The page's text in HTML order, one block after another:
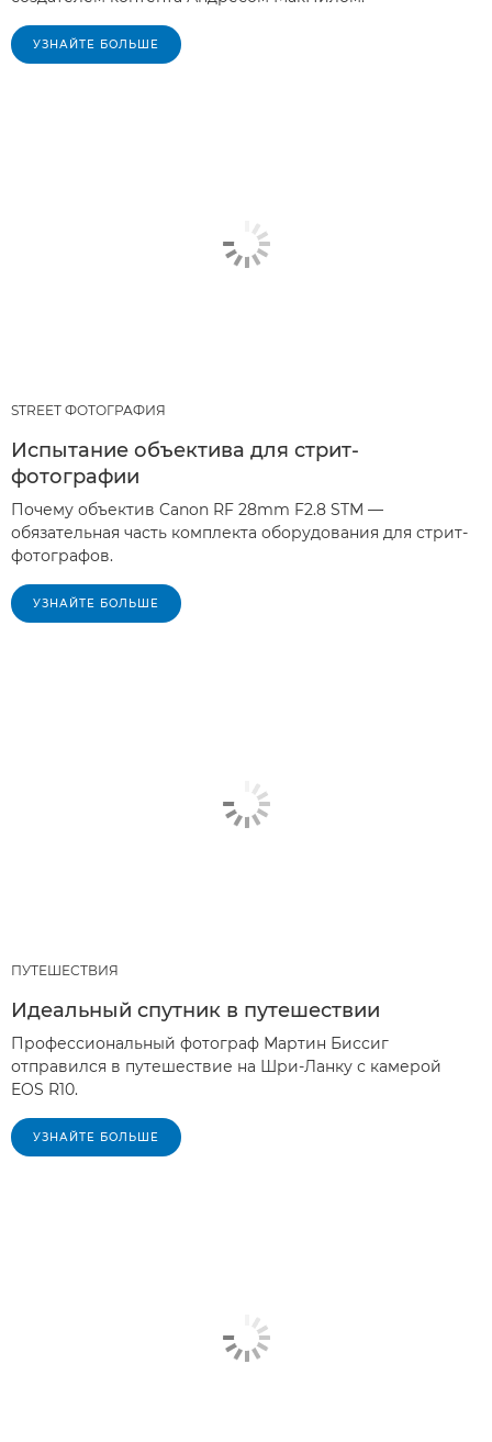
УЗНАЙТЕ БОЛЬШЕ
STREET ФОТОГРАФИЯ
Испытание объектива для стрит-
фотографии
Почему объектив Canon RF 28mm F2.8 STM —
обязательная часть комплекта оборудования для стрит-
фотографов.
УЗНАЙТЕ БОЛЬШЕ
ПУТЕШЕСТВИЯ
Идеальный спутник в путешествии
Профессиональный фотограф Мартин Биссиг
отправился в путешествие на Шри-Ланку с камерой
EOS R10.
УЗНАЙТЕ БОЛЬШЕ